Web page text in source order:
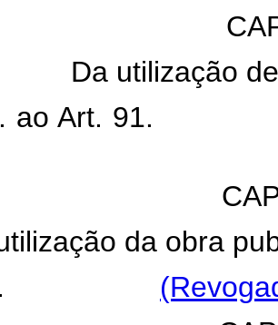
Da utilização
ao Art.
da obra